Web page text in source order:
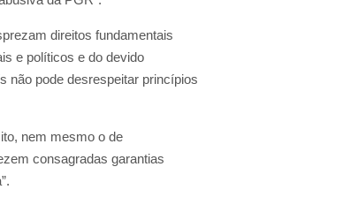
direitos fundamentais
e políticos e do devido
não pode desrespeitar princípios
nem mesmo o de
consagradas garantias